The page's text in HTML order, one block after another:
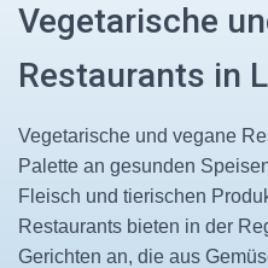
Vegetarische
Restaurants in
Vegetarische und vegane
Palette an gesunden
Fleisch und tierischen
Restaurants bieten in der
Gerichten an, die aus